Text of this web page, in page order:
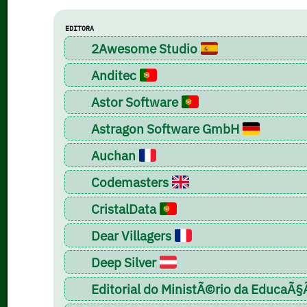
EDITORA
2Awesome Studio
Anditec
Astor Software
Astragon Software GmbH
Auchan
Codemasters
CristalData
Dear Villagers
Deep Silver
Editorial do MinistÃ©rio da